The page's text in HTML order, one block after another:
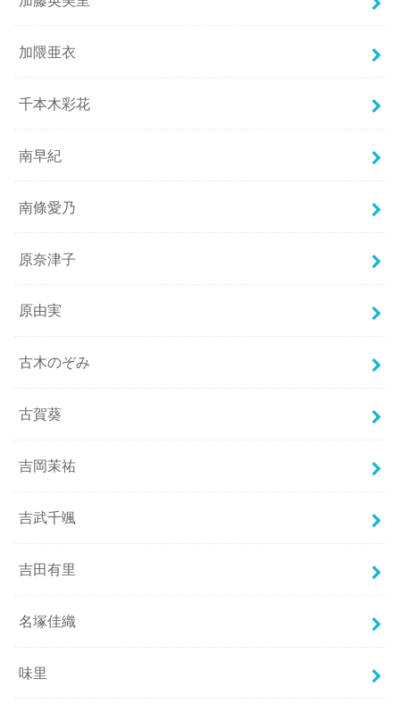
加隈亜衣
千本木彩花
南早紀
南條愛乃
原奈津子
原由実
古木のぞみ
古賀葵
吉岡茉祐
吉武千颯
吉田有里
名塚佳織
味里